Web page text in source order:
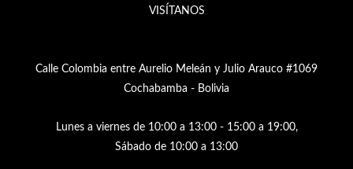
VISÍTANOS
Calle Colombia entre Aurelio Meleán y Julio Arauco #1069
Cochabamba - Bolivia
Lunes a viernes de 10:00 a 13:00 - 15:00 a 19:00,
Sábado de 10:00 a 13:00